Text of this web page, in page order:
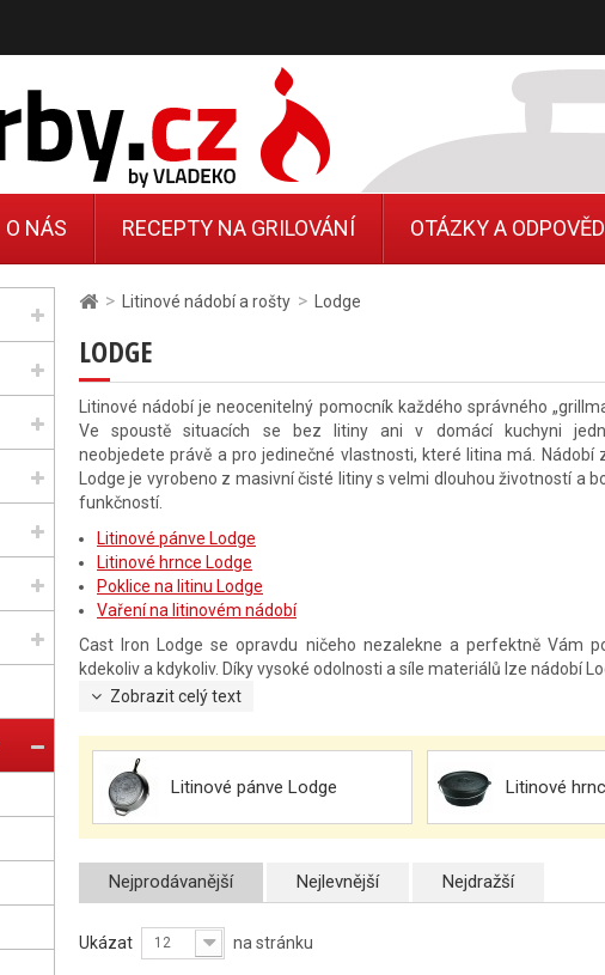
> Litinové nádobí a rošty > Lodge
LODGE
Litinové nádobí je neocenitelný pomocník každého správného
Ve spoustě situacích se bez litiny ani v domácí kuchyni
neobjedete právě a pro jedinečné vlastnosti, které litina má. Nádobí
Lodge je vyrobeno z masivní čisté litiny s velmi dlouhou životností a
funkčností.
Litinové pánve Lodge
Litinové hrnce Lodge
Poklice na litinu Lodge
Vaření na litinovém nádobí
Cast Iron Lodge se opravdu ničeho nezalekne a perfektně Vám
kdekoliv a kdykoliv. Díky vysoké odolnosti a síle materiálů lze nádobí
Zobrazit celý text
Litinové pánve Lodge Litinové
Nejprodávanější Nejlevnější Nejdražší
Ukázat 12 na stránku
O NÁS RECEPTY NA GRILOVÁNÍ OTÁZKY A